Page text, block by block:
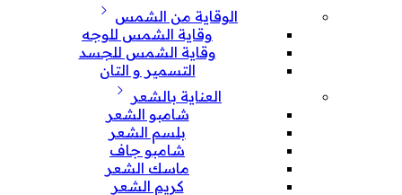
الوقاية من الشمس
وقاية الشمس للوجه
وقاية الشمس للجسد
التسمير و التان
العناية بالشعر
شامبو الشعر
بلسم الشعر
شامبو جاف
ماسك الشعر
كريم الشعر